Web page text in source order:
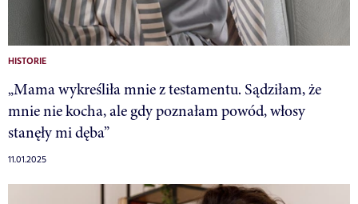
HISTORIE
„Mama wykreśliła mnie z testamentu. Sądziłam, że
mnie nie kocha, ale gdy poznałam powód, włosy
stanęły mi dęba”
11.01.2025